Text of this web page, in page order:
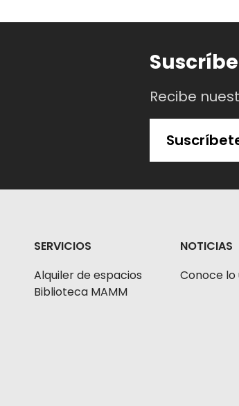
Recibe
SERVICIOS
Alquiler de espacios
Biblioteca MAMM
NOTICIAS
Conoce